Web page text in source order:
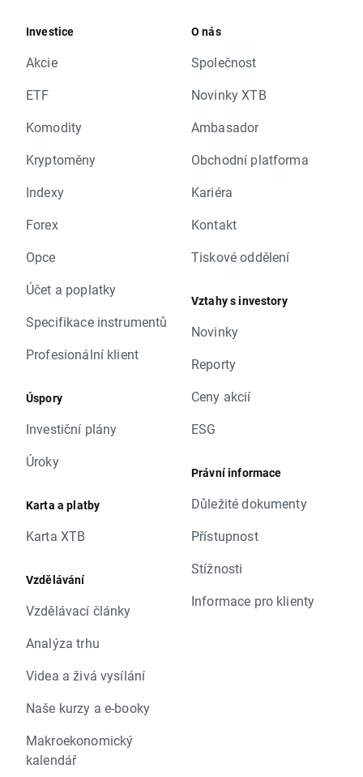
Investice
Akcie
ETF
Komodity
Kryptoměny
Indexy
Forex
Opce
Účet a poplatky
Specifikace instrumentů
Profesionální klient
Úspory
Investiční plány
Úroky
Karta a platby
Karta XTB
Vzdělávání
Vzdělávací články
Analýza trhu
Videa a živá vysílání
Naše kurzy a e-booky
Makroekonomický
kalendář
O nás
Společnost
Novinky XTB
Ambasador
Obchodní platforma
Kariéra
Kontakt
Tiskové oddělení
Vztahy s investory
Novinky
Reporty
Ceny akcií
ESG
Právní informace
Důležité dokumenty
Přístupnost
Stížnosti
Informace pro klienty